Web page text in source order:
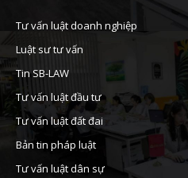
Tư vấn luật doanh nghiệp
Luật sư tư vấn
Tin SB-LAW
Tư vấn luật đầu tư
Tư vấn luật đất đai
Bản tin pháp luật
Tư vấn luật dân sự